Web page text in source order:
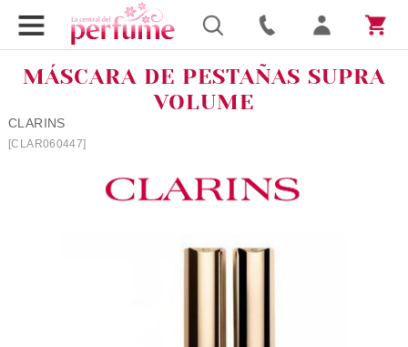
MÁSCARA DE PESTAÑAS SUPRA
VOLUME
CLARINS
[CLAR060447]